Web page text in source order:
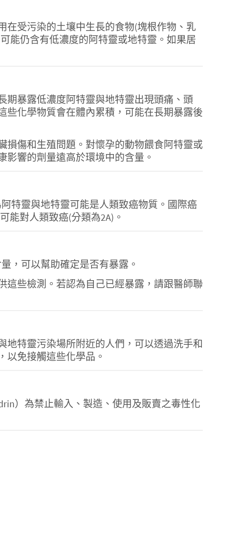
在受污染的土壤中生長的食物(塊根作物、乳
能仍含有低濃度的阿特靈或地特靈。如果居
期暴露低濃度阿特靈與地特靈出現頭痛、頭
些化學物質會在體內累積，可能在長期暴露後
損傷和生殖問題。對懷孕的動物餵食阿特靈或
響的劑量遠高於環境中的含量。
特靈與地特靈可能是人類致癌物質。國際癌
能對人類致癌(分類為2A)。
，可以幫助確定是否有暴露。
這些檢測。若認為自己已經暴露，請跟醫師聯
地特靈污染場所附近的人們，可以透過洗手和
以免接觸這些化學品。
）為禁止輸入、製造、使用及販賣之毒性化